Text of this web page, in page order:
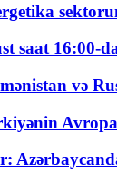
saat 16:00-
və